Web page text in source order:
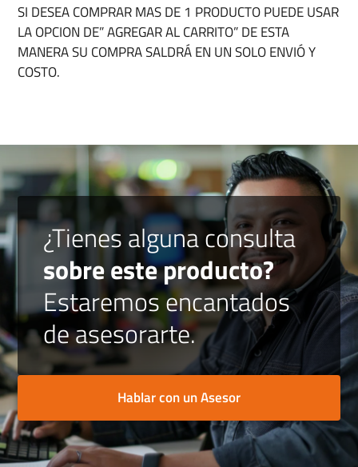
SI DESEA COMPRAR MAS DE 1 PRODUCTO PUEDE USAR
LA OPCION DE” AGREGAR AL CARRITO” DE ESTA
MANERA SU COMPRA SALDRÁ EN UN SOLO ENVIÓ Y
COSTO.
¿Tienes alguna consulta
sobre este producto?
Estaremos encantados
de asesorarte.
Hablar con un Asesor